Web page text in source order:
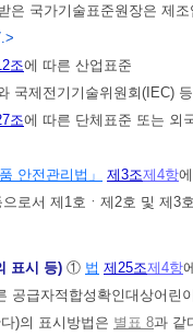
국가기술표준원장은 제
조에 따른 산업표준
국제전기기술위원회(IEC)
조에 따른 단체표준 또는 외
안전관리법」 제3조제4항
로서 제1호ㆍ제2호 및 제3
표시 등) ① 법 제25조제4항
공급자적합성확인대상어린
)의 표시방법은 별표 8과 같